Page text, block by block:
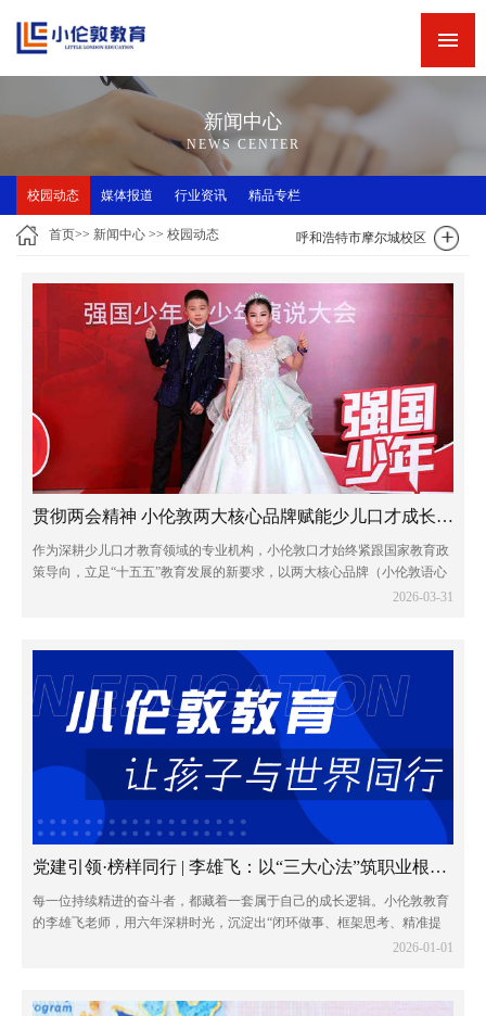
新闻中心
精品课程
师资力量
关于小伦敦
联系我们
小伦敦教学四大优势
新闻中心
NEWS CENTER
校园动态 媒体报道 行业资讯 精品专栏
呼和浩特市摩尔城校区
首页>> 新闻中心 >> 校园动态
贯彻两会精神 小伦敦两大核心品牌赋能少儿口才成长新征程
作为深耕少儿口才教育领域的专业机构，小伦敦口才始终紧跟国家教育政
策导向，立足“十五五”教育发展的新要求，以两大核心品牌（小伦敦语心
少儿口才和小伦敦蓝话筒少儿口才）为抓手，将两会精神融入教育教学全
2026-03-31
党建引领·榜样同行 | 李雄飞：以“三大心法”筑职业根基，与团队共赴远方
每一位持续精进的奋斗者，都藏着一套属于自己的成长逻辑。小伦敦教育
的李雄飞老师，用六年深耕时光，沉淀出“闭环做事、框架思考、精准提
问”三大职业心法，不仅成就了个人的稳步进阶，更书写了与团队同心共
2026-01-01